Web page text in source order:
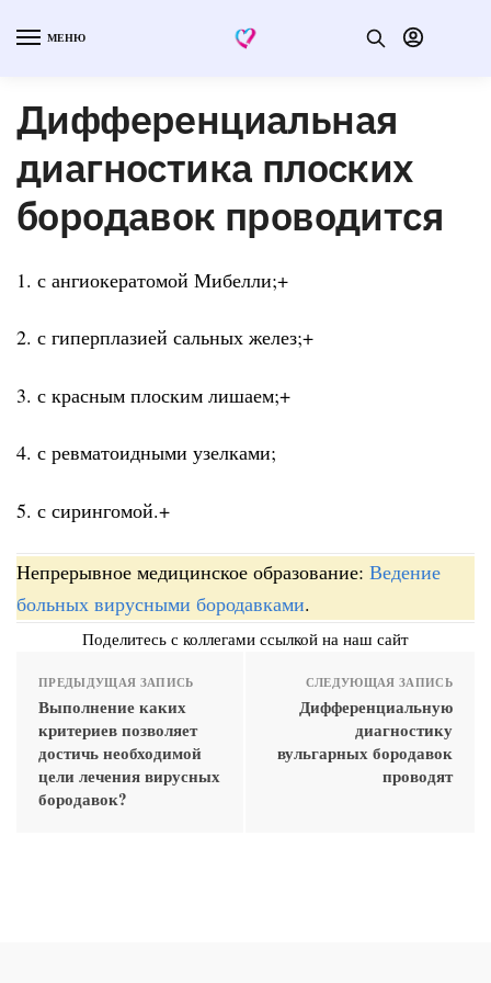
МЕНЮ
Дифференциальная
диагностика плоских
бородавок проводится
1. с ангиокератомой Мибелли;+
2. с гиперплазией сальных желез;+
3. с красным плоским лишаем;+
4. с ревматоидными узелками;
5. с сирингомой.+
Непрерывное медицинское образование: Ведение
больных вирусными бородавками.
Поделитесь с коллегами ссылкой на наш сайт
ПРЕДЫДУЩАЯ ЗАПИСЬ
Выполнение каких
критериев позволяет
достичь необходимой
цели лечения вирусных
бородавок?
СЛЕДУЮЩАЯ ЗАПИСЬ
Дифференциальную
диагностику
вульгарных бородавок
проводят